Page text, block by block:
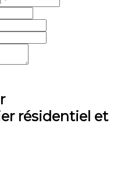
résidentiel et